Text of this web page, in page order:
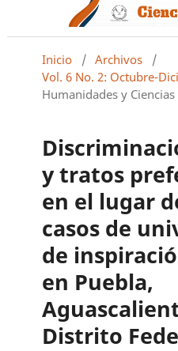
Inicio / Archivos
/
Vol. 6 No. 2: Octubre-
Humanidades y
y tratos
en el lugar
casos de
de
en Puebla,
Distrito